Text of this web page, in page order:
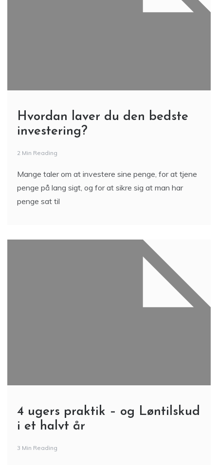
Hvordan laver du den bedste
investering?
2 Min Reading
Mange taler om at investere sine penge, for at tjene
penge på lang sigt, og for at sikre sig at man har
penge sat til
4 ugers praktik – og Løntilskud
i et halvt år
3 Min Reading